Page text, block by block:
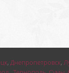
, Днепропетровск,